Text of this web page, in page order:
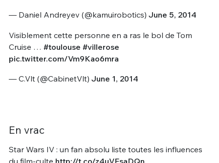
— Daniel Andreyev (@kamuirobotics) June 5, 2014
Visiblement cette personne en a ras le bol de Tom
Cruise … #toulouse #villerose
pic.twitter.com/Vm9Kao6mra
— C.Vlt (@CabinetVlt) June 1, 2014
En vrac
Star Wars IV : un fan absolu liste toutes les influences
du film-culte http://t.co/z4uVEsaDQn